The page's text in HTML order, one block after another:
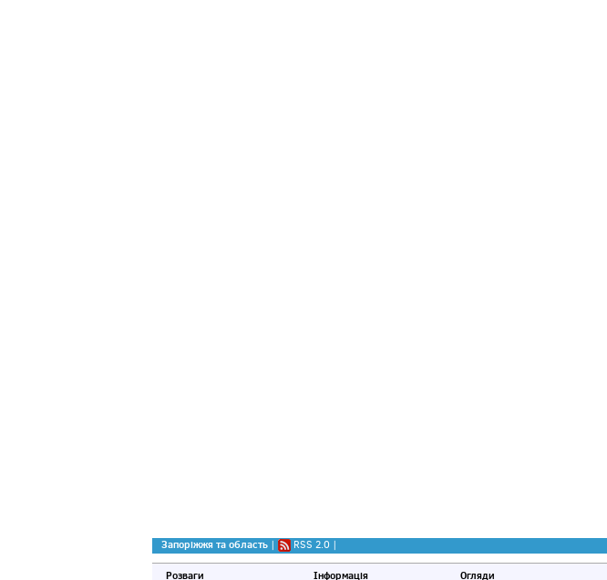
Запоріжжя та область | RSS 2.0 |
Розваги Інформація Огляди